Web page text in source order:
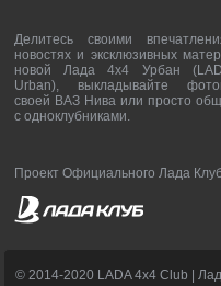
Делитесь своими
новостях и эксклюзивных
новой Лада 4х4 Урбан
Urban), выкладывайте
своей ВАЗ Нива или просто
с одноклубниками.
Проект Официального Лада
© 2014-2020 LADA 4x4 Club |